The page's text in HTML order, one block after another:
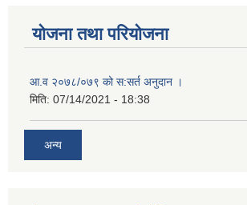
योजना तथा परियोजना
आ.व २०७८/०७९ को स:सर्त अनुदान ।
मिति: 07/14/2021 - 18:38
अन्य